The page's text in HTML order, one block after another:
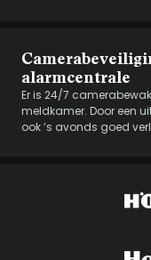
alarmcentrale
Er is 24/7
meldkamer. Door een
ook ’s avonds goed